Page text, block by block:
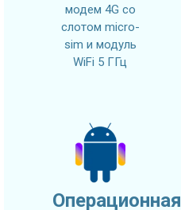
модем 4G со
слотом micro-
sim и модуль
WiFi 5 ГГц
Операционная